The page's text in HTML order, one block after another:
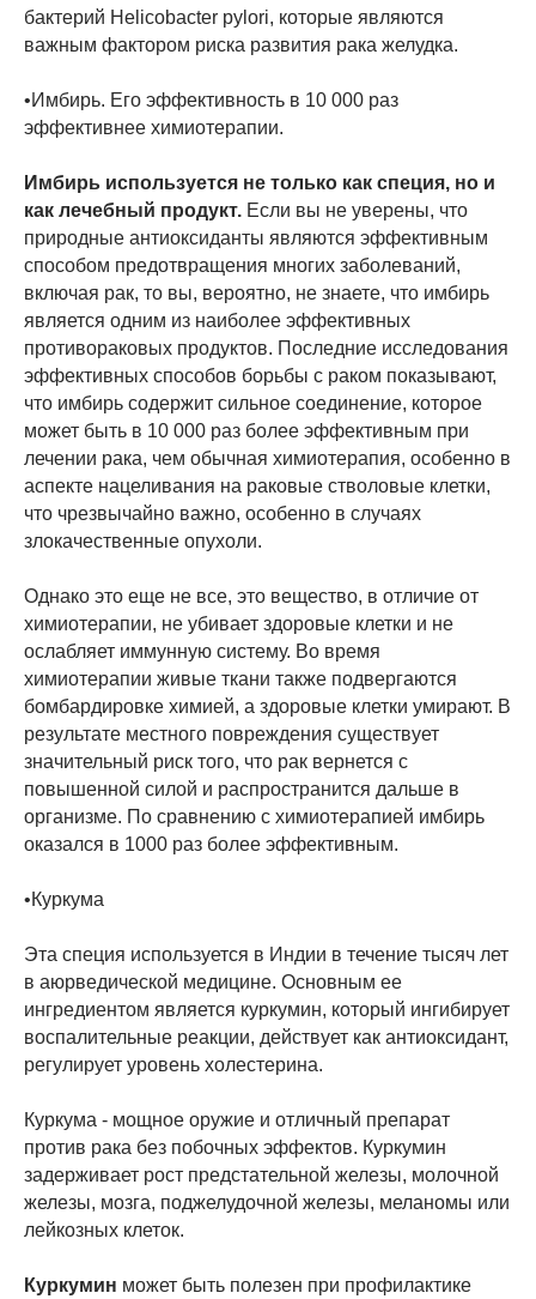
бактерий Helicobacter pylori, которые являются
важным фактором риска развития рака желудка.
•Имбирь. Его эффективность в 10 000 раз
эффективнее химиотерапии.
Имбирь используется не только как специя, но и
как лечебный продукт. Если вы не уверены, что
природные антиоксиданты являются эффективным
способом предотвращения многих заболеваний,
включая рак, то вы, вероятно, не знаете, что имбирь
является одним из наиболее эффективных
противораковых продуктов. Последние исследования
эффективных способов борьбы с раком показывают,
что имбирь содержит сильное соединение, которое
может быть в 10 000 раз более эффективным при
лечении рака, чем обычная химиотерапия, особенно в
аспекте нацеливания на раковые стволовые клетки,
что чрезвычайно важно, особенно в случаях
злокачественные опухоли.
Однако это еще не все, это вещество, в отличие от
химиотерапии, не убивает здоровые клетки и не
ослабляет иммунную систему. Во время
химиотерапии живые ткани также подвергаются
бомбардировке химией, а здоровые клетки умирают. В
результате местного повреждения существует
значительный риск того, что рак вернется с
повышенной силой и распространится дальше в
организме. По сравнению с химиотерапией имбирь
оказался в 1000 раз более эффективным.
•Куркума
Эта специя используется в Индии в течение тысяч лет
в аюрведической медицине. Основным ее
ингредиентом является куркумин, который ингибирует
воспалительные реакции, действует как антиоксидант,
регулирует уровень холестерина.
Куркума - мощное оружие и отличный препарат
против рака без побочных эффектов. Куркумин
задерживает рост предстательной железы, молочной
железы, мозга, поджелудочной железы, меланомы или
лейкозных клеток.
Куркумин может быть полезен при профилактике